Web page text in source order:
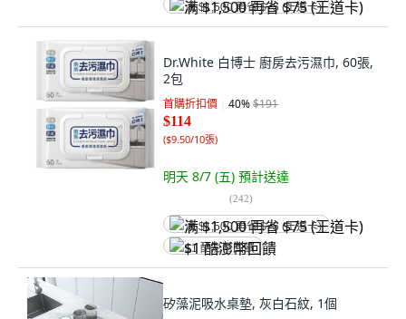
满 $1,500 再省 $75 (王道卡)
Dr.White 白博士 廚房去污濕巾, 60張,
2包
首購折扣價 40%$191
$114
($9.50/10張)
明天 8/7 (五) 預計送達
(242)
满 $1,500 再省 $75 (王道卡)
$1 酷澎幣回饋
矽藻泥吸水桌墊, 灰白石紋, 1個